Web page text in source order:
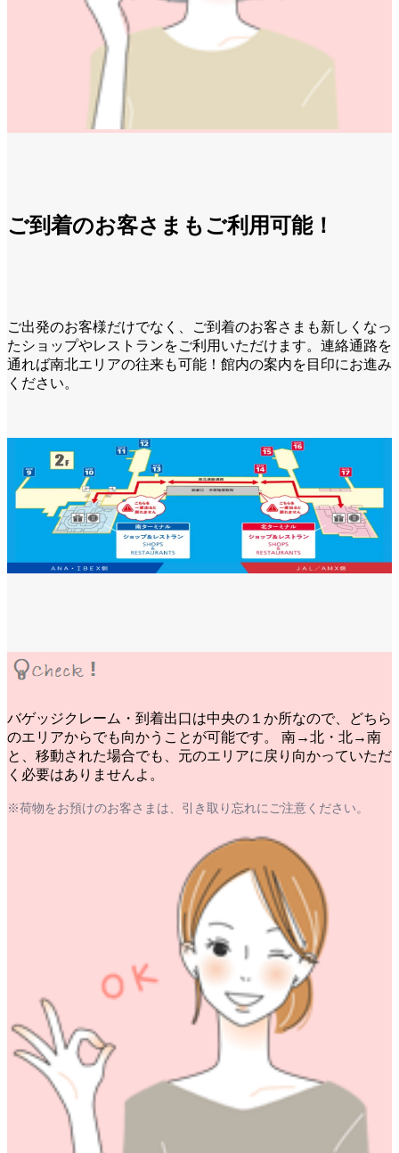
ご到着のお客さまもご利用可能！
ご出発のお客様だけでなく、ご到着のお客さまも新しくなっ
たショップやレストランをご利用いただけます。連絡通路を
通れば南北エリアの往来も可能！館内の案内を目印にお進み
ください。
バゲッジクレーム・到着出口は中央の１か所なので、どちら
のエリアからでも向かうことが可能です。 南→北・北→南
と、移動された場合でも、元のエリアに戻り向かっていただ
く必要はありませんよ。
※荷物をお預けのお客さまは、引き取り忘れにご注意ください。